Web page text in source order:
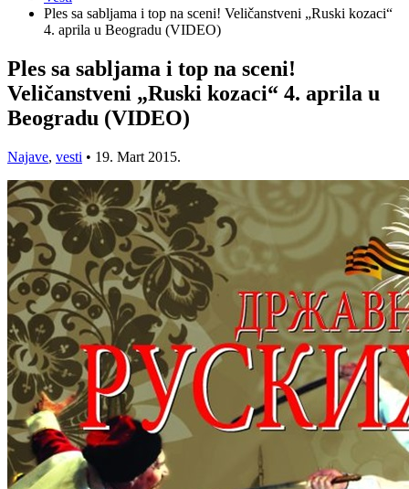
Ples sa sabljama i top na sceni! Veličanstveni „Ruski kozaci“
4. aprila u Beogradu (VIDEO)
Ples sa sabljama i top na sceni!
Veličanstveni „Ruski kozaci“ 4. aprila u
Beogradu (VIDEO)
Najave, vesti • 19. Mart 2015.